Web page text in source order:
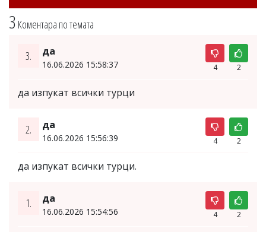
3 Коментара по темата
3. да
16.06.2026 15:58:37 4 2
да изпукат всички турци
2. да
16.06.2026 15:56:39 4 2
да изпукат всички турци.
1. да
16.06.2026 15:54:56 4 2